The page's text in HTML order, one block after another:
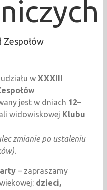
Zespołów
w XXXIII
jest w dniach 12–
widowiskowej Klubu
zmianie po ustaleniu
– zapraszamy
dzieci,